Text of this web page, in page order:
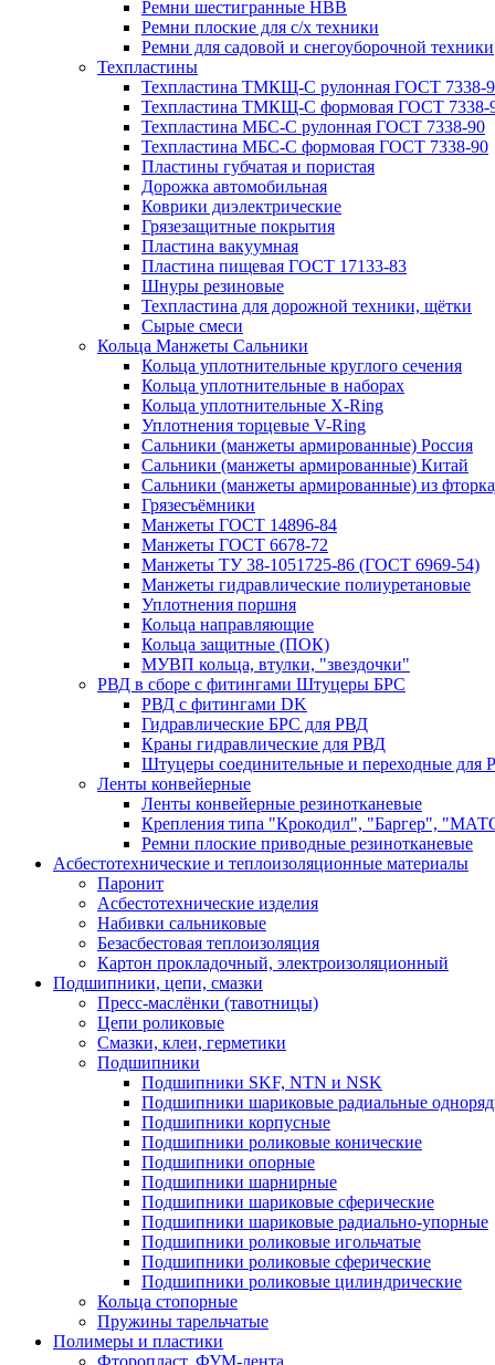
Ремни шестигранные HBB
Ремни плоские для с/х техники
Ремни для садовой и снегоуборочной техники
Техпластины
Техпластина ТМКЩ-С рулонная ГОСТ 7338-
Техпластина ТМКЩ-С формовая ГОСТ 7338-
Техпластина МБС-С рулонная ГОСТ 7338-90
Техпластина МБС-С формовая ГОСТ 7338-90
Пластины губчатая и пористая
Дорожка автомобильная
Коврики диэлектрические
Грязезащитные покрытия
Пластина вакуумная
Пластина пищевая ГОСТ 17133-83
Шнуры резиновые
Техпластина для дорожной техники, щётки
Сырые смеси
Кольца Манжеты Сальники
Кольца уплотнительные круглого сечения
Кольца уплотнительные в наборах
Кольца уплотнительные Х-Ring
Уплотнения торцевые V-Ring
Сальники (манжеты армированные) Россия
Сальники (манжеты армированные) Китай
Сальники (манжеты армированные) из
Грязесъёмники
Манжеты ГОСТ 14896-84
Манжеты ГОСТ 6678-72
Манжеты ТУ 38-1051725-86 (ГОСТ 6969-54)
Манжеты гидравлические полиуретановые
Уплотнения поршня
Кольца направляющие
Кольца защитные (ПОК)
МУВП кольца, втулки, "звездочки"
РВД в сборе с фитингами Штуцеры БРС
РВД с фитингами DK
Гидравлические БРС для РВД
Краны гидравлические для РВД
Штуцеры соединительные и переходные для
Ленты конвейерные
Ленты конвейерные резинотканевые
Крепления типа "Крокодил", "Баргер",
Ремни плоские приводные резинотканевые
Асбестотехнические и теплоизоляционные материалы
Паронит
Асбестотехнические изделия
Набивки сальниковые
Безасбестовая теплоизоляция
Картон прокладочный, электроизоляционный
Подшипники, цепи, смазки
Пресс-маслёнки (тавотницы)
Цепи роликовые
Смазки, клеи, герметики
Подшипники
Подшипники SKF, NTN и NSK
Подшипники шариковые радиальные
Подшипники корпусные
Подшипники роликовые конические
Подшипники опорные
Подшипники шарнирные
Подшипники шариковые сферические
Подшипники шариковые радиально-упорные
Подшипники роликовые игольчатые
Подшипники роликовые сферические
Подшипники роликовые цилиндрические
Кольца стопорные
Пружины тарельчатые
Полимеры и пластики
Фторопласт, ФУМ-лента